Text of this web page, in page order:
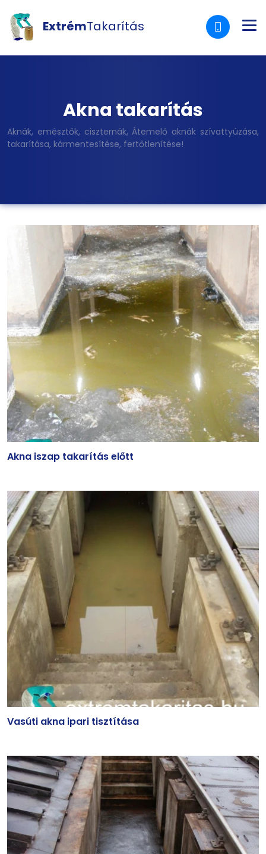
ExtrémTakarítás
Akna takarítás
Aknák, emésztők, ciszternák, Átemelő aknák szívattyúzása,
takarítása, kármentesítése, fertőtlenítése!
Akna iszap takarítás előtt
Vasúti akna ipari tisztítása